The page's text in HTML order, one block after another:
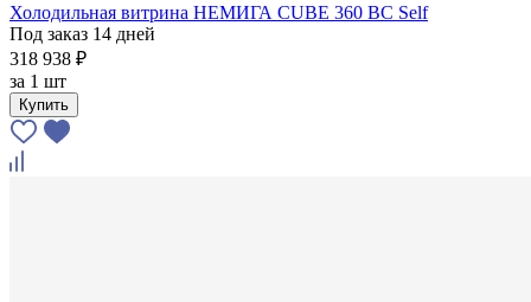
Холодильная витрина НЕМИГА CUBE 360 ВС Self
Под заказ 14 дней
318 938 ₽
за 1 шт
Купить